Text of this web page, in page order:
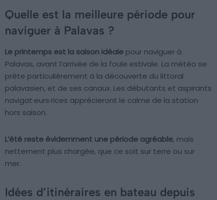
Quelle est la meilleure période pour
naviguer à Palavas ?
Le printemps est la saison idéale pour naviguer à
Palavas, avant l’arrivée de la foule estivale. La météo se
prête particulièrement à la découverte du littoral
palavasien, et de ses canaux. Les débutants et aspirants
navigat·eurs·rices apprécieront le calme de la station
hors saison.
L’été reste évidemment une période agréable, mais
nettement plus chargée, que ce soit sur terre ou sur
mer.
Idées d’itinéraires en bateau depuis